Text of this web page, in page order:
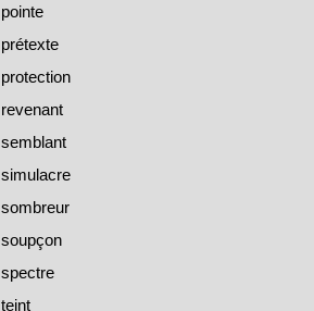
pointe
prétexte
protection
revenant
semblant
simulacre
sombreur
soupçon
spectre
teint